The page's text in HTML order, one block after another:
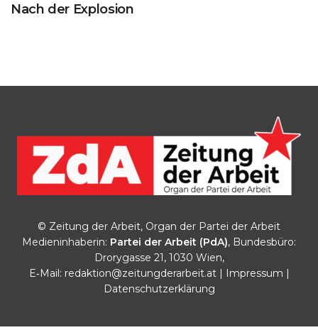
Nach der Explosion
© Zeitung der Arbeit, Organ der Partei der Arbeit
Medieninhaberin: Partei der Arbeit (PdA), Bundesbüro:
Drorygasse 21, 1030 Wien,
E‑Mail: redaktion@zeitungderarbeit.at| Impressum |
Datenschutzerklärung